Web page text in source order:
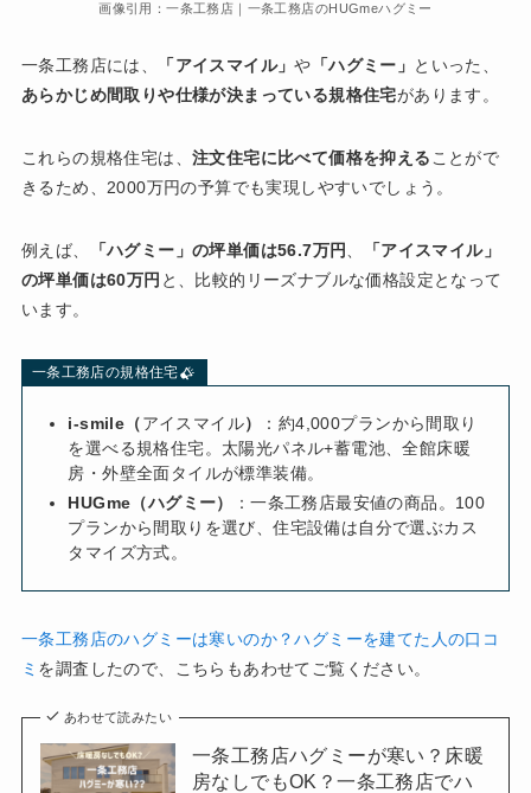
画像引用：一条工務店｜一条工務店のHUGmeハグミー
一条工務店には、 「アイスマイル」や 「ハグミー」 といった、
あらかじめ間取りや仕様が決まっている規格住宅があります。
これらの規格住宅は、 注文住宅に比べて価格を抑えることがで
きるため、2000万円の予算でも実現しやすいでしょう。
例えば、 「ハグミー」の坪単価は56.7万円、
「アイスマイル」
の坪単価は60万円 と、比較的リーズナブルな価格設定となって
います。
一条工務店の規格住宅
i-smile（アイスマイル）
：約4,000プランから間取り
を選べる規格住宅。太陽光パネル+蓄電池、全館床暖
房・外壁全面タイルが標準装備。
HUGme（ハグミー）
：一条工務店最安値の商品。100
プランから間取りを選び、住宅設備は自分で選ぶカス
タマイズ方式。
一条工務店のハグミーは寒いのか？ハグミーを建てた人の口コ
ミ を調査したので、こちらもあわせてご覧ください。
あわせて読みたい
一条工務店ハグミーが寒い？床暖
房なしでもOK？一条工務店でハ